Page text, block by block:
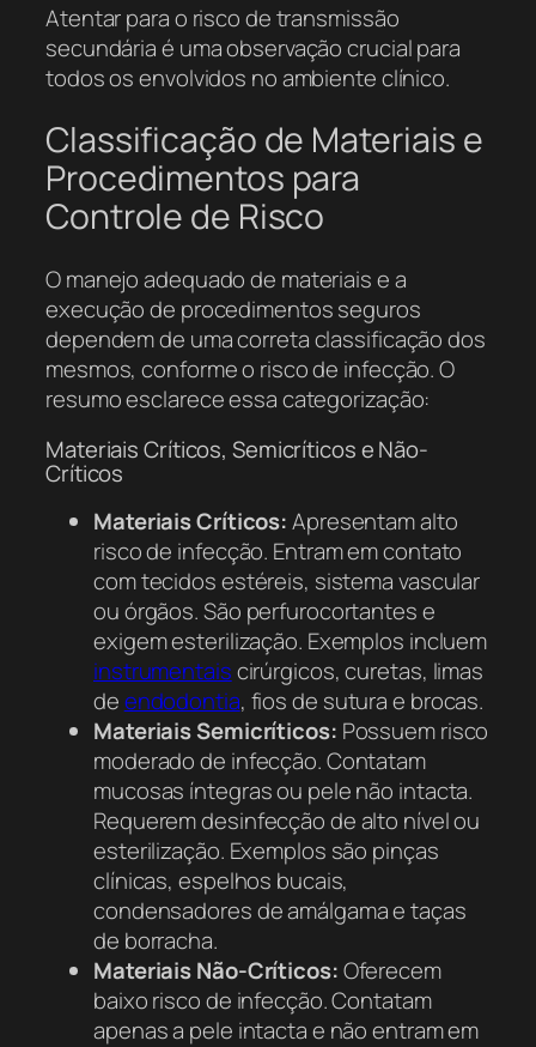
Atentar para o risco de transmissão
secundária é uma observação crucial para
todos os envolvidos no ambiente clínico.
Classificação de Materiais e
Procedimentos para
Controle de Risco
O manejo adequado de materiais e a
execução de procedimentos seguros
dependem de uma correta classificação dos
mesmos, conforme o risco de infecção. O
resumo esclarece essa categorização:
Materiais Críticos, Semicríticos e Não-
Críticos
Materiais Críticos:Apresentam alto
risco de infecção. Entram em contato
com tecidos estéreis, sistema vascular
ou órgãos. São perfurocortantes e
exigem esterilização. Exemplos incluem
instrumentaiscirúrgicos, curetas, limas
deendodontia, fios de sutura e brocas.
Materiais Semicríticos: Possuem risco
moderado de infecção. Contatam
mucosas íntegras ou pele não intacta.
Requerem desinfecção de alto nível ou
esterilização. Exemplos são pinças
clínicas, espelhos bucais,
condensadores de amálgama e taças
de borracha.
Materiais Não-Críticos:Oferecem
baixo risco de infecção. Contatam
apenas a pele intacta e não entram em